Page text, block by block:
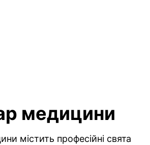
медицини
містить професійні свята